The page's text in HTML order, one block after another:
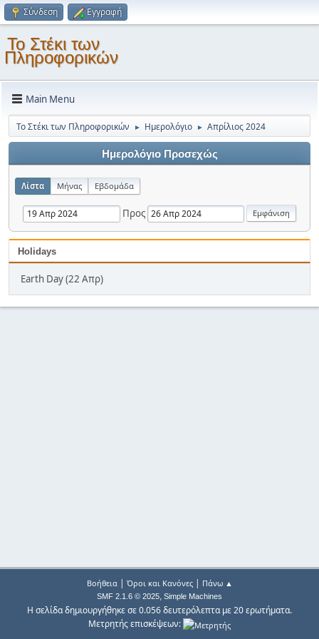
Σύνδεση Εγγραφή
Το Στέκι των
Πληροφορικών
Main Menu
Το Στέκι των Πληροφορικών ► Ημερολόγιο ► Απρίλιος 2024
Ημερολόγιο Προσεχώς
Λίστα Μήνας Εβδομάδα
Προς
Holidays
Earth Day (22 Απρ)
Βοήθεια| Όροι και Κανόνες| Πάνω ▲
SMF 2.1.6 © 2025, Simple Machines
Η σελίδα δημιουργήθηκε σε 0.056 δευτερόλεπτα με 20 ερωτήματα.
Μετρητής επισκέψεων: